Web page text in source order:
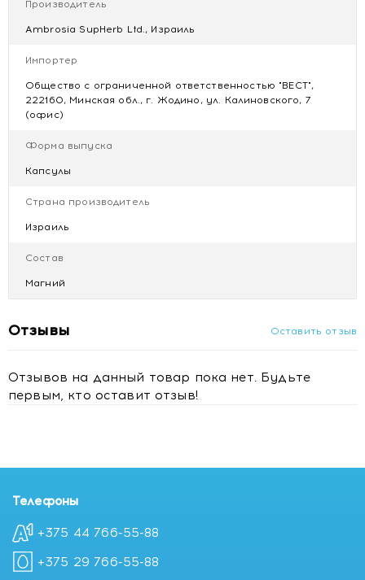
с приемом пищи.
Не является лекарством.
Противопоказания
Купить Биологически активная добавка к пище "Фито
Производитель
Ambrosia SupHerb Ltd., Израиль
Импортер
Общество с ограниченной ответственностью "ВЕСТ",
222160, Минская обл., г. Жодино, ул. Калиновского, 7
(офис)
Форма выпуска
Капсулы
Страна производитель
Израиль
Состав
Магний
Отзывы Оставить отзыв
Отзывов на данный товар пока нет. Будьте
первым, кто оставит отзыв!
Телефоны
+375 44 766-55-88
+375 29 766-55-88